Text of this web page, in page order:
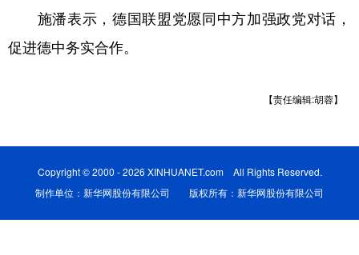
公益 一带一路 亚太网 上市公司
辽宁 吉林 上海 江苏
施潘表示，德国联盟党愿同中方加强政党对话，
促进德中务实合作。
【责任编辑:胡蓉】
Copyright © 2000 - 2026 XINHUANET.com All Rights Reserved.
制作单位：新华网股份有限公司 版权所有：新华网股份有限公司